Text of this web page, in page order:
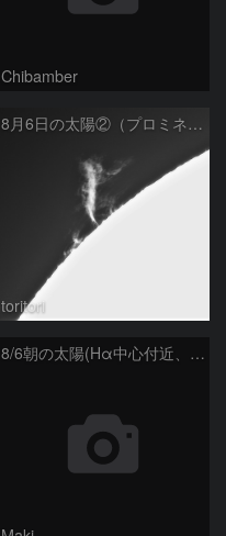
Chibamber
8月6日の太陽②（プロミネン北東縁 ）
toritori
8/6朝の太陽(Hα中心付近、4498、4502付近)